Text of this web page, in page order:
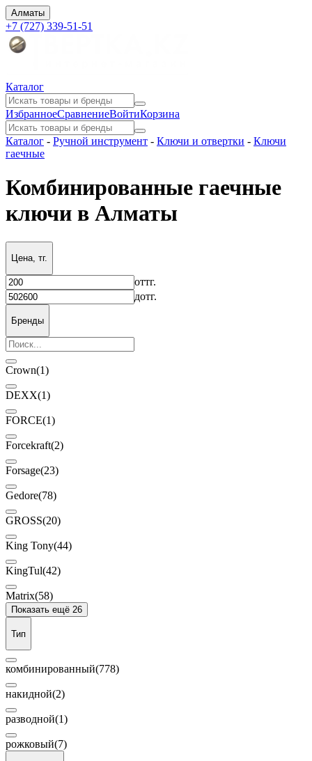
Алматы
+7 (727) 339-51-51
Каталог
ИзбранноеСравнениеВойтиКорзина
Каталог - Ручной инструмент - Ключи и отвертки - Ключи
гаечные
Комбинированные гаечные
ключи в Алматы
Цена, тг.
оттг.
дотг.
Бренды
Crown(1)
DEXX(1)
FORCE(1)
Forcekraft(2)
Forsage(23)
Gedore(78)
GROSS(20)
King Tony(44)
KingTul(42)
Matrix(58)
Показать ещё 26
Тип
комбинированный(778)
накидной(2)
разводной(1)
рожковый(7)